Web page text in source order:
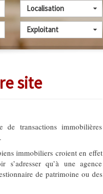
Localisation
Exploitant
site
de transactions immobilières
immobiliers croient en effet
qu’à une agence
de patrimoine ou des